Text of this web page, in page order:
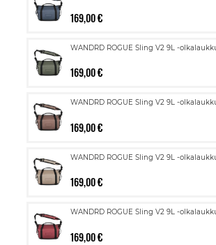
169,00 €
WANDRD ROGUE Sling V2 9L -
169,00 €
WANDRD ROGUE Sling V2 9L -
169,00 €
WANDRD ROGUE Sling V2 9L -
169,00 €
WANDRD ROGUE Sling V2 9L -
169,00 €